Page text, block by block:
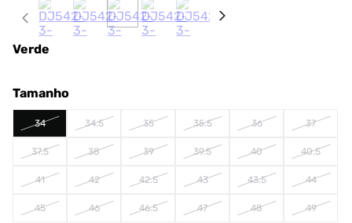
Verde
Tamanho
34 34.5 35 35.5 36 37
37.5 38 39 39.5 40 40.5
41 42 42.5 43 43.5 44
45 46 46.5 47 48 49